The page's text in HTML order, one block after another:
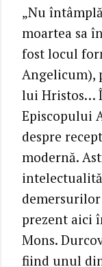
„Nu
moartea sa
fost locul
Angelicum),
lui Hristos…
Episcopului
despre
modernă.
prezent aici
Mons.
fiind unul